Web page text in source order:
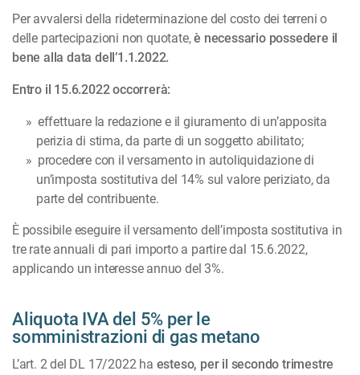
Per avvalersi della rideterminazione del costo dei terreni o
delle partecipazioni non quotate,è necessario possedere il
bene alla data dell’1.1.2022.
Entro il 15.6.2022 occorrerà:
effettuare la redazione e il giuramento di un’apposita
perizia di stima, da parte di un soggetto abilitato;
procedere con il versamento in autoliquidazione di
un’imposta sostitutiva del 14% sul valore periziato, da
parte del contribuente.
È possibile eseguire il versamento dell’imposta sostitutiva in
tre rate annuali di pari importo a partire dal 15.6.2022,
applicando un interesse annuo del 3%.
Aliquota IVA del 5% per le
somministrazioni di gas metano
L’art. 2 del DL 17/2022 ha esteso, per il secondo trimestre